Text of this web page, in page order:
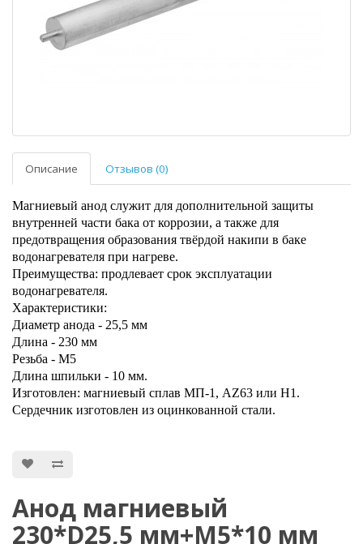
Описание Отзывов (0)
Магниевый анод служит для дополнительной защиты
внутренней части бака от коррозии, а также для
предотвращения образования твёрдой накипи в баке
водонагревателя при нагреве.
Преимущества: продлевает срок эксплуатации
водонагревателя.
Характеристики:
Диаметр анода - 25,5 мм
Длина - 230 мм
Резьба - М5
Длина шпильки - 10 мм.
Изготовлен: магниевый сплав МП-1, AZ63 или Н1.
Сердечник изготовлен из оцинкованной стали.
Анод магниевый
230*D25,5 мм+М5*10 мм